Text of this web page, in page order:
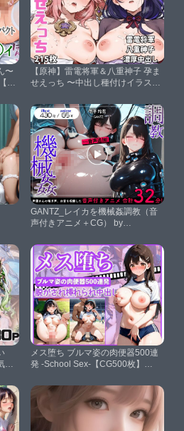
〜
ら
【原神】雷電将軍＆八重神子 孕ま
せえっち 〜中出し種付けイラスト
GANTZ_レイカを機械姦調教（音
声付きアニメ＋CG） by
ト
メス堕ち ブルマ姿の肉便器500連
発 -School Sex-【CG500枚】